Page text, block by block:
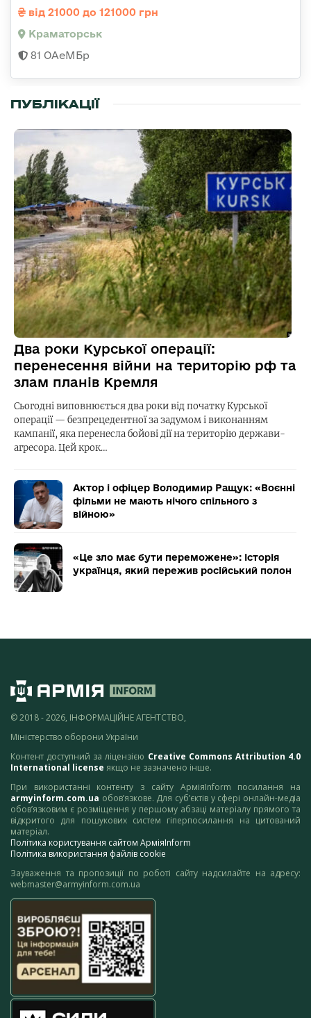
від 21000 до 121000 грн
Краматорськ
81 ОАеМБр
ПУБЛІКАЦІЇ
Два роки Курської операції:
перенесення війни на територію рф та
злам планів Кремля
Сьогодні виповнюється два роки від початку Курської
операції — безпрецедентної за задумом і виконанням
кампанії, яка перенесла бойові дії на територію держави-
агресора. Цей крок…
Актор і офіцер Володимир Ращук: «Воєнні
фільми не мають нічого спільного з
війною»
«Це зло має бути переможене»: історія
українця, який пережив російський полон
© 2018 - 2026, ІНФОРМАЦІЙНЕ АГЕНТСТВО,
Міністерство оборони України
Контент доступний за ліцензією Creative Commons Attribution 4.0
International license якщо не зазначено інше.
При використанні контенту з сайту АрміяInform посилання на
armyinform.com.ua обов’язкове. Для суб’єктів у сфері онлайн-медіа
обов’язковим є розміщення у першому абзаці матеріалу прямого та
відкритого для пошукових систем гіперпосилання на цитований
матеріал.
Політика користування сайтом АрміяInform
Політика використання файлів cookie
Зауваження та пропозиції по роботі сайту надсилайте на адресу:
webmaster@armyinform.com.ua